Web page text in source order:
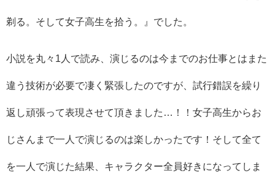
剃る。そして女子高生を拾う。』でした。
小説を丸々1人で読み、演じるのは今までのお仕事とはまた
違う技術が必要で凄く緊張したのですが、試行錯誤を繰り
返し頑張って表現させて頂きました…！！女子高生からお
じさんまで一人で演じるのは楽しかったです！そして全て
を一人で演じた結果、キャラクター全員好きになってしま